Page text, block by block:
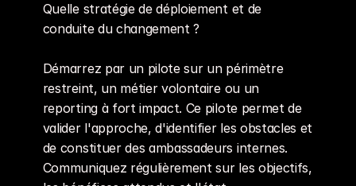
Quelle stratégie de déploiement et de
conduite du changement ?
Démarrez par un pilote sur un périmètre
restreint, un métier volontaire ou un
reporting à fort impact. Ce pilote permet de
valider l'approche, d'identifier les obstacles et
de constituer des ambassadeurs internes.
Communiquez régulièrement sur les objectifs,